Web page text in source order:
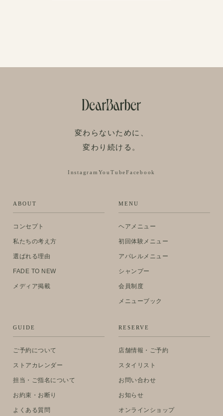
変わらないために、
変わり続ける。
Instagram YouTubeFacebook
ABOUT
コンセプト
私たちの考え方
選ばれる理由
FADE TO NEW
メディア掲載
MENU
ヘアメニュー
初回体験メニュー
アパレルメニュー
シャンプー
会員制度
メニューブック
GUIDE
ご予約について
ストアカレンダー
担当・ご指名について
お約束・お断り
よくある質問
RESERVE
店舗情報・ご予約
スタイリスト
お問い合わせ
お知らせ
オンラインショップ